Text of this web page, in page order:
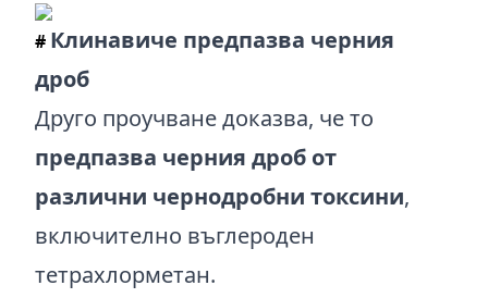
# Клинавиче предпазва черния
дроб
Друго проучване доказва, че то
предпазва черния дроб от
различни чернодробни токсини,
включително въглероден
тетрахлорметан.